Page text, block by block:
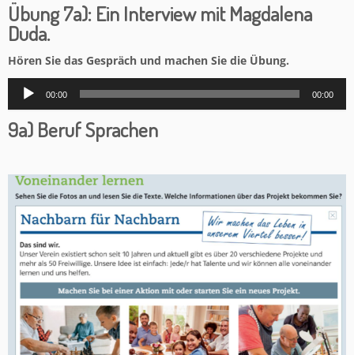
Übung 7a): Ein Interview mit Magdalena
Duda.
Hören Sie das Gespräch und machen Sie die Übung.
Audio-
Player
00:00 00:00
9a) Beruf Sprachen